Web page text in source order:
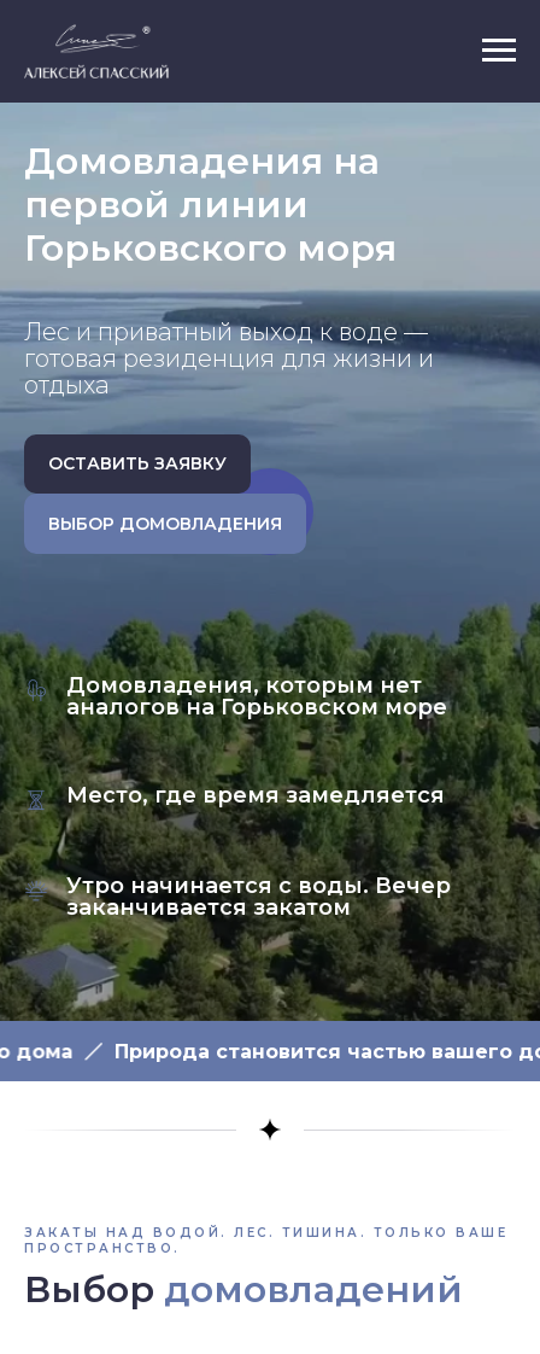
Домовладения на
первой линии
Горьковского моря
Лес и приватный выход к воде —
готовая резиденция для жизни и
отдыха
ОСТАВИТЬ ЗАЯВКУ
ВЫБОР ДОМОВЛАДЕНИЯ
Домовладения, которым нет
аналогов на Горьковском море
Место, где время замедляется
Утро начинается с воды. Вечер
заканчивается закатом
Природа становится частью вашего
ЗАКАТЫ НАД ВОДОЙ. ЛЕС. ТИШИНА. ТОЛЬКО ВАШЕ
ПРОСТРАНСТВО.
Выбор домовладений